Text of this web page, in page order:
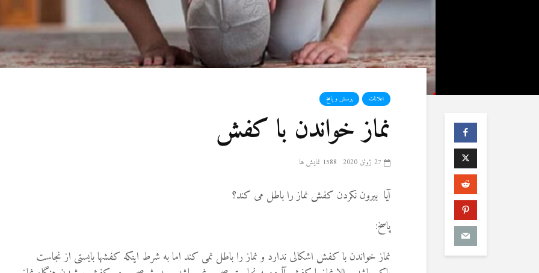
اعلانات پرسش و پاسخ
نماز خواندن با کفش
27 ژوئن 2020 1588 نمایش ها
آیا بیرون نکردن کفش نماز را باطل می کند؟
پاسخ:
نماز خواندن با کفش اشکالی ندارد و نماز را باطل نمی کند اما به شرط اینکه کفشها بایستی از نجاست
آیا اگر مسلمانی فردی
غیرمسلمان را بکشد، حکم
قصاص درباره او اجرا
می‌شود؟